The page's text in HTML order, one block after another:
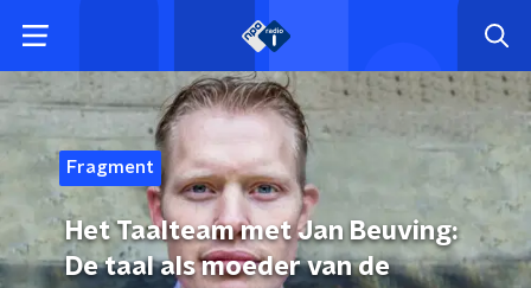
Fragment
Het Taalteam met Jan Beuving:
De taal als moeder van de